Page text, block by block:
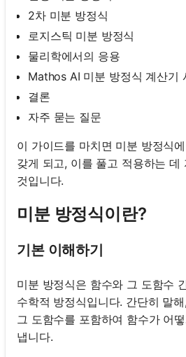
2차 미분 방정식
로지스틱 미분 방정식
물리학에서의 응용
Mathos AI 미분 방정식 계산기
결론
자주 묻는 질문
이 가이드를 마치면 미분 방정식
갖게 되고, 이를 풀고 적용하는 데
것입니다.
미분 방정식이란?
기본 이해하기
미분 방정식은 함수와 그 도함수
수학적 방정식입니다. 간단히 말
그 도함수를 포함하여 함수가 어
냅니다.